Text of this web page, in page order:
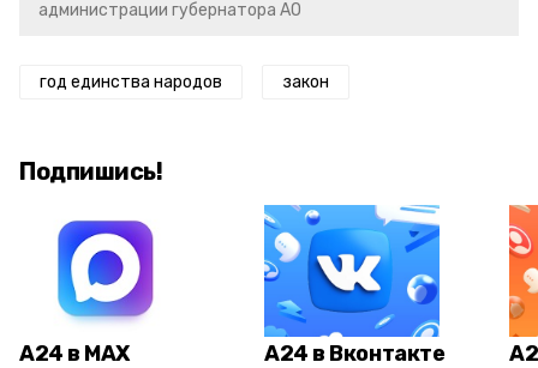
администрации губернатора АО
год единства народов закон
Подпишись!
А24 в MAX А24 в Вконтакте